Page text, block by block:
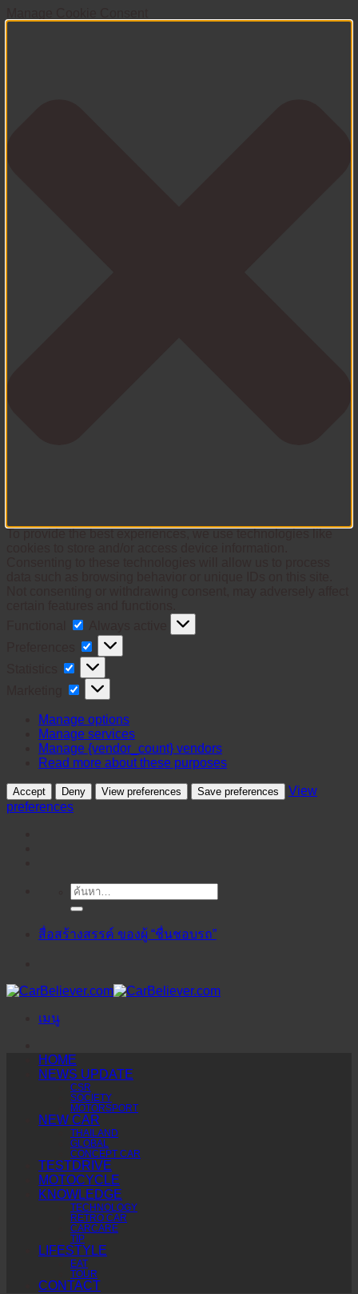
Preferences
Statistics
Marketing
Manage options
Manage services
Manage {vendor_count} vendors
Read more about these purposes
Accept Deny View preferences Save preferences
View
preferences
ค้นหา:
สื่อสร้างสรรค์ ของผู้ “ชื่นชอบรถ”
เมนู
HOME
NEWS UPDATE
CSR
SOCIETY
MOTORSPORT
NEW CAR
THAILAND
GLOBAL
CONCEPT CAR
TESTDRIVE
MOTOCYCLE
KNOWLEDGE
TECHNOLOGY
RETRO CAR
CARCARE
TIP
LIFESTYLE
EAT
TOUR
CONTACT